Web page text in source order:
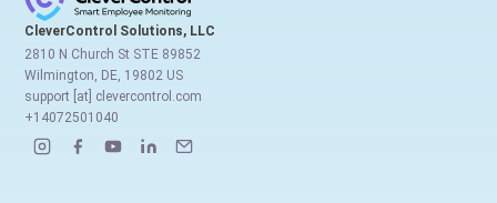
CleverControl Solutions, LLC
2810 N Church St STE 89852
Wilmington, DE, 19802 US
support [at] clevercontrol.com
+14072501040